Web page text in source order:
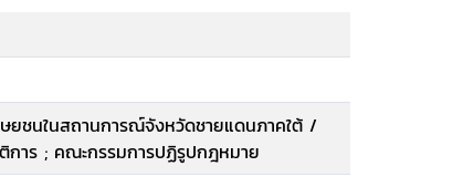
ยชนในสถานการณ์จังหวัดชายแดนภาคใต้ /
การ ; คณะกรรมการปฏิรูปกฎหมาย